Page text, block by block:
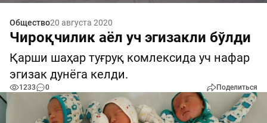
Общество20 августа 2020
Чироқчилик аёл уч эгизакли бўлди
Қарши шаҳар туғруқ комлексида уч нафар
эгизак дунёга келди.
1233 0 Поделиться